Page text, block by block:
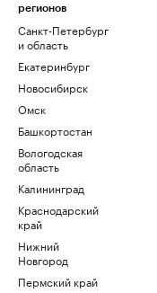
регионов
Санкт-Петербург
и область
Екатеринбург
Новосибирск
Омск
Башкортостан
Вологодская
область
Калининград
Краснодарский
край
Нижний
Новгород
Пермский край